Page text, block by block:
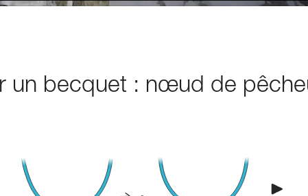
un becquet : nœud de